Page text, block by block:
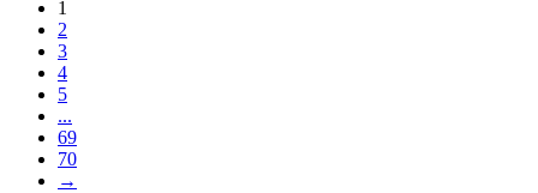
1
2
3
4
5
...
69
70
→